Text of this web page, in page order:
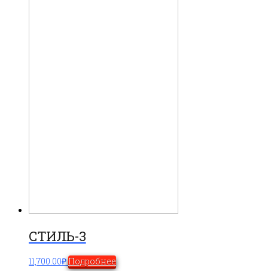
СТИЛЬ-3
11,700.00₽Подробнее